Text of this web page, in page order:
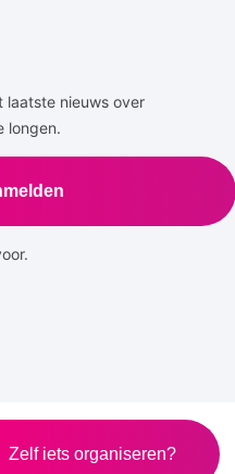
laatste nieuws over
longen.
Privacy
Zelf iets organiseren?